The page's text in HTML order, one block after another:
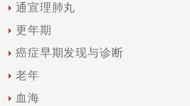
通宣理肺丸
更年期
癌症早期发现与诊断
老年
血海